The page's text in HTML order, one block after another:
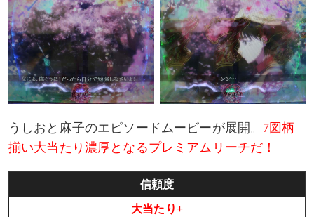
うしおと麻子のエピソードムービーが展開。 7図柄
揃い大当たり濃厚となるプレミアムリーチだ！
信頼度
大当たり+